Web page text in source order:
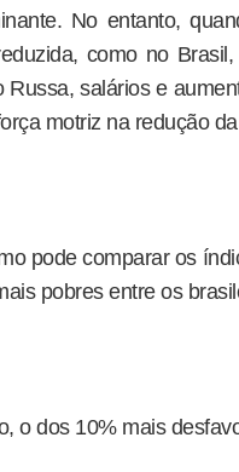
No entanto,
como no
Russa, salários e
motriz na redução
pode comparar os
pobres entre os
o dos 10% mais